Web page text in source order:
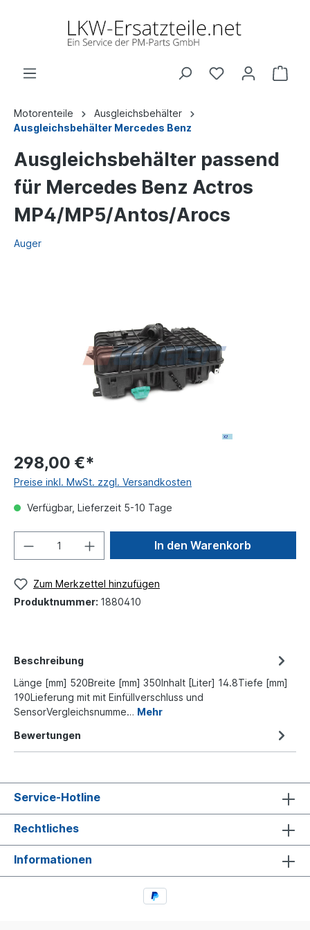
Motorenteile
Ausgleichsbehälter
Ausgleichsbehälter Mercedes Benz
Ausgleichsbehälter passend
für Mercedes Benz Actros
MP4/MP5/Antos/Arocs
Auger
298,00 €*
Preise inkl. MwSt. zzgl. Versandkosten
Verfügbar, Lieferzeit 5-10 Tage
In den Warenkorb
Zum Merkzettel hinzufügen
Produktnummer: 1880410
Beschreibung
Länge [mm] 520Breite [mm] 350Inhalt [Liter] 14.8Tiefe [mm]
190Lieferung mit mit Einfüllverschluss und
SensorVergleichsnumme… Mehr
Bewertungen
Service-Hotline
Rechtliches
Informationen